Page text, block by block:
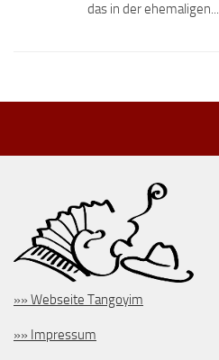
das in der ehemaligen...
»» Webseite Tangoyim
»» Impressum